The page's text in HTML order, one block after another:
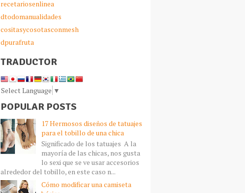
recetariosenlinea
dtodomanualidades
cositasycosotasconmesh
dpurafruta
TRADUCTOR
Select Language ▼
POPULAR POSTS
17 Hermosos diseños de tatuajes
para el tobillo de una chica
Significado de los tatuajes A la
mayoría de las chicas, nos gusta
lo sexi que se ve usar accesorios
alrededor del tobillo, en este caso n...
Cómo modificar una camiseta